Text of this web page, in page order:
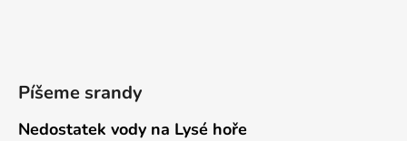
Píšeme srandy
Nedostatek vody na Lysé hoře